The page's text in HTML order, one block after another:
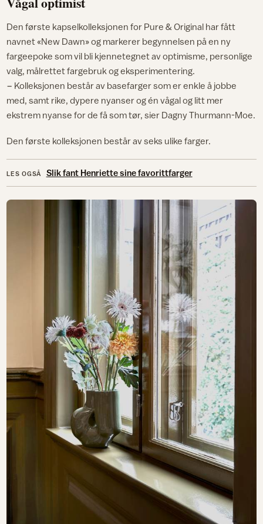
Den første kapselkolleksjonen for Pure & Original har fått
navnet «New Dawn» og markerer begynnelsen på en ny
fargeepoke som vil bli kjennetegnet av optimisme, personlige
valg, målrettet fargebruk og eksperimentering.
− Kolleksjonen består av basefarger som er enkle å jobbe
med, samt rike, dypere nyanser og én vågal og litt mer
ekstrem nyanse for de få som tør, sier Dagny Thurmann-Moe.
Den første kolleksjonen består av seks ulike farger.
LES OGSÅ Slik fant Henriette sine favorittfarger